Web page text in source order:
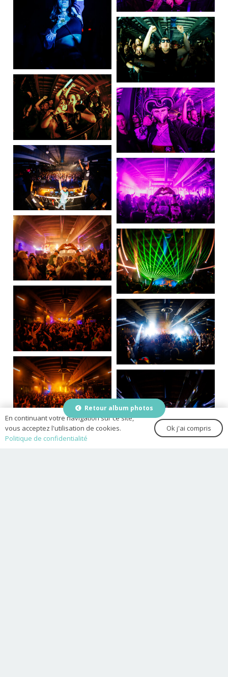
Retour album photos
En continuant votre navigation sur ce site,
vous acceptez l'utilisation de cookies.
Politique de confidentialité
Ok j'ai compris